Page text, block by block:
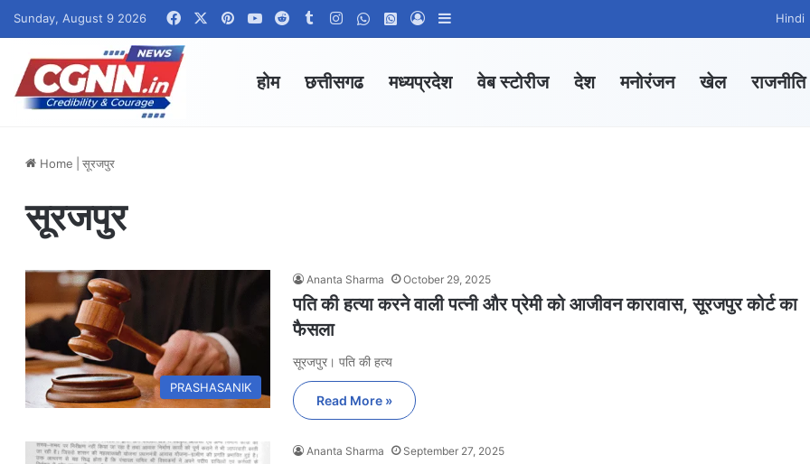
Sunday, August 9 2026 FacebookPinterestYouTubeRedditTumblrInstagramWhatsApp Channel
WhatsApp Group
Log In Hindi
होम छत्तीसगढ मध्यप्रदेश वेब स्टोरीज देश मनोरंजन खेल राजनीति
Home सूरजपुर
सूरजपुर
PRASHASANIK
Ananta Sharma October 29, 2025
पति की हत्या करने वाली पत्नी और प्रेमी को आजीवन कारावास, सूरजपुर कोर्ट का
फैसला
सूरजपुर। पति की हत्य
Read More »
Ananta Sharma September 27, 2025